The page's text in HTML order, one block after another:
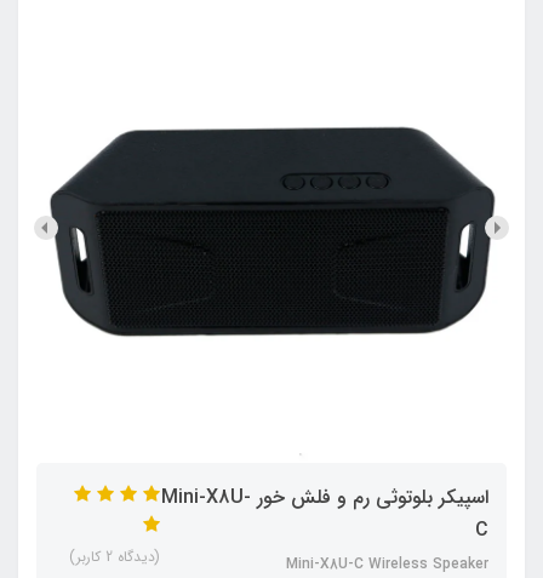
اسپیکر بلوتوثی رم و فلش خور Mini-X8U-
C
Mini-X8U-C Wireless Speaker (دیدگاه 2 کاربر)